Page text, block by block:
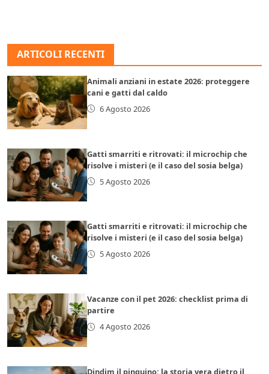
ARTICOLI RECENTI
Animali anziani in estate 2026: proteggere
cani e gatti dal caldo
6 Agosto 2026
Gatti smarriti e ritrovati: il microchip che
risolve i misteri (e il caso del sosia belga)
5 Agosto 2026
Gatti smarriti e ritrovati: il microchip che
risolve i misteri (e il caso del sosia belga)
5 Agosto 2026
Vacanze con il pet 2026: checklist prima di
partire
4 Agosto 2026
Dindim il pinguino: la storia vera dietro il